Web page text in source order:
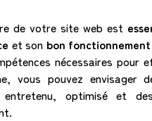
de votre site web est
et son bon fonctionnement
nécessaires pour
vous pouvez
optimisé et